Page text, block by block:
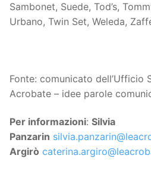
Sambonet, Suede, Tod’s,
Urbano, Twin Set, Weleda,
Fonte: comunicato dell’Ufficio
Acrobate – idee parole
Per informazioni: Silvia
Panzarin
Argirò